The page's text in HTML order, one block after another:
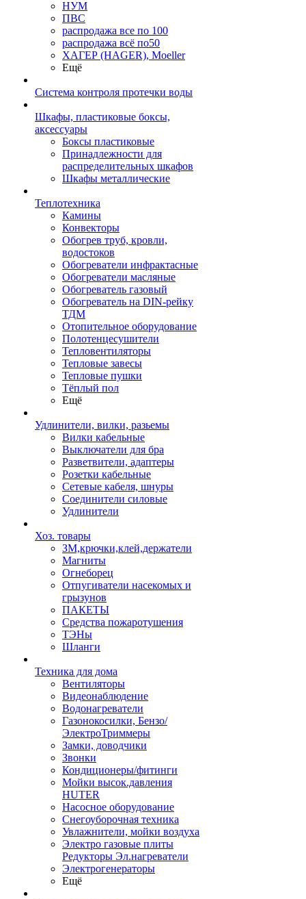
НУМ
ПВС
распродажа все по 100
распродажа всё по50
ХАГЕР (HAGER), Moeller
Ещё
Система контроля протечки воды
Шкафы, пластиковые боксы,
аксессуары
Боксы пластиковые
Принадлежности для
распределительных шкафов
Шкафы металлические
Теплотехника
Камины
Конвекторы
Обогрев труб, кровли,
водостоков
Обогреватели инфрактасные
Обогреватели масляные
Обогреватель газовый
Обогреватель на DIN-рейку
ТДМ
Отопительное оборудование
Полотенцесушители
Тепловентиляторы
Тепловые завесы
Тепловые пушки
Тёплый пол
Ещё
Удлинители, вилки, разьемы
Вилки кабельные
Выключатели для бра
Разветвители, адаптеры
Розетки кабельные
Сетевые кабеля, шнуры
Соединители силовые
Удлинители
Хоз. товары
ЗМ,крючки,клей,держатели
Магниты
Огнеборец
Отпугиватели насекомых и
грызунов
ПАКЕТЫ
Средства пожаротушения
ТЭНы
Шланги
Техника для дома
Вентиляторы
Видеонаблюдение
Водонагреватели
Газонокосилки, Бензо/
ЭлектроТриммеры
Замки, доводчики
Звонки
Кондиционеры/фитинги
Мойки высок.давления
HUTER
Насосное оборудование
Снегоуборочная техника
Увлажнители, мойки воздуха
Электро газовые плиты
Редукторы Эл.нагреватели
Электрогенераторы
Ещё